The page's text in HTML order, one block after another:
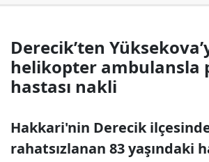
Derecik’ten
helikopter ambulansla
hastası nakli
Hakkari'nin Derecik
rahatsızlanan 83 yaşındaki